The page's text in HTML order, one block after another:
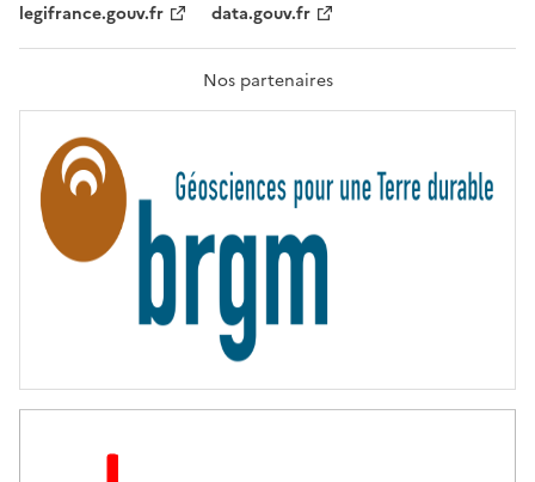
F
A
T
R
T
É
legifrance.gouv.fr
data.gouv.fr
Nos partenaires